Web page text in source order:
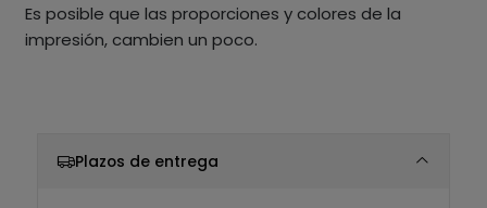
Es posible que las proporciones y colores de la
impresión, cambien un poco.
Plazos de entrega